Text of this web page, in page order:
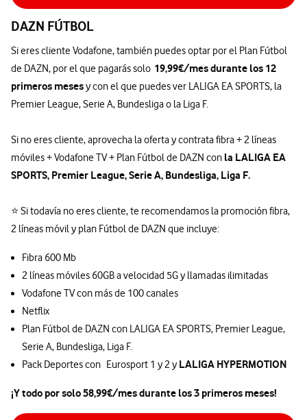
DAZN FÚTBOL
Si eres cliente Vodafone, también puedes optar por el Plan Fútbol
de DAZN, por el que pagarás solo 19,99€/mes durante los 12
primeros mesesy con el que puedes ver LALIGA EA SPORTS, la
Premier League, Serie A, Bundesliga o la Liga F.
Si no eres cliente, aprovecha la oferta y contrata fibra + 2 líneas
móviles + Vodafone TV + Plan Fútbol de DAZN con la LALIGA EA
SPORTS, Premier League, Serie A, Bundesliga, Liga F.
⭐ Si todavía no eres cliente, te recomendamos la promoción fibra,
2 líneas móvil y plan Fútbol de DAZN que incluye:
Fibra 600 Mb
2 líneas móviles 60GB a velocidad 5G y llamadas ilimitadas
Vodafone TV con más de 100 canales
Netflix
Plan Fútbol de DAZN con LALIGA EA SPORTS, Premier League,
Serie A, Bundesliga, Liga F.
Pack Deportes con Eurosport 1 y 2 y LALIGA HYPERMOTION
¡Y todo por solo 58,99€/mes durante los 3 primeros meses!